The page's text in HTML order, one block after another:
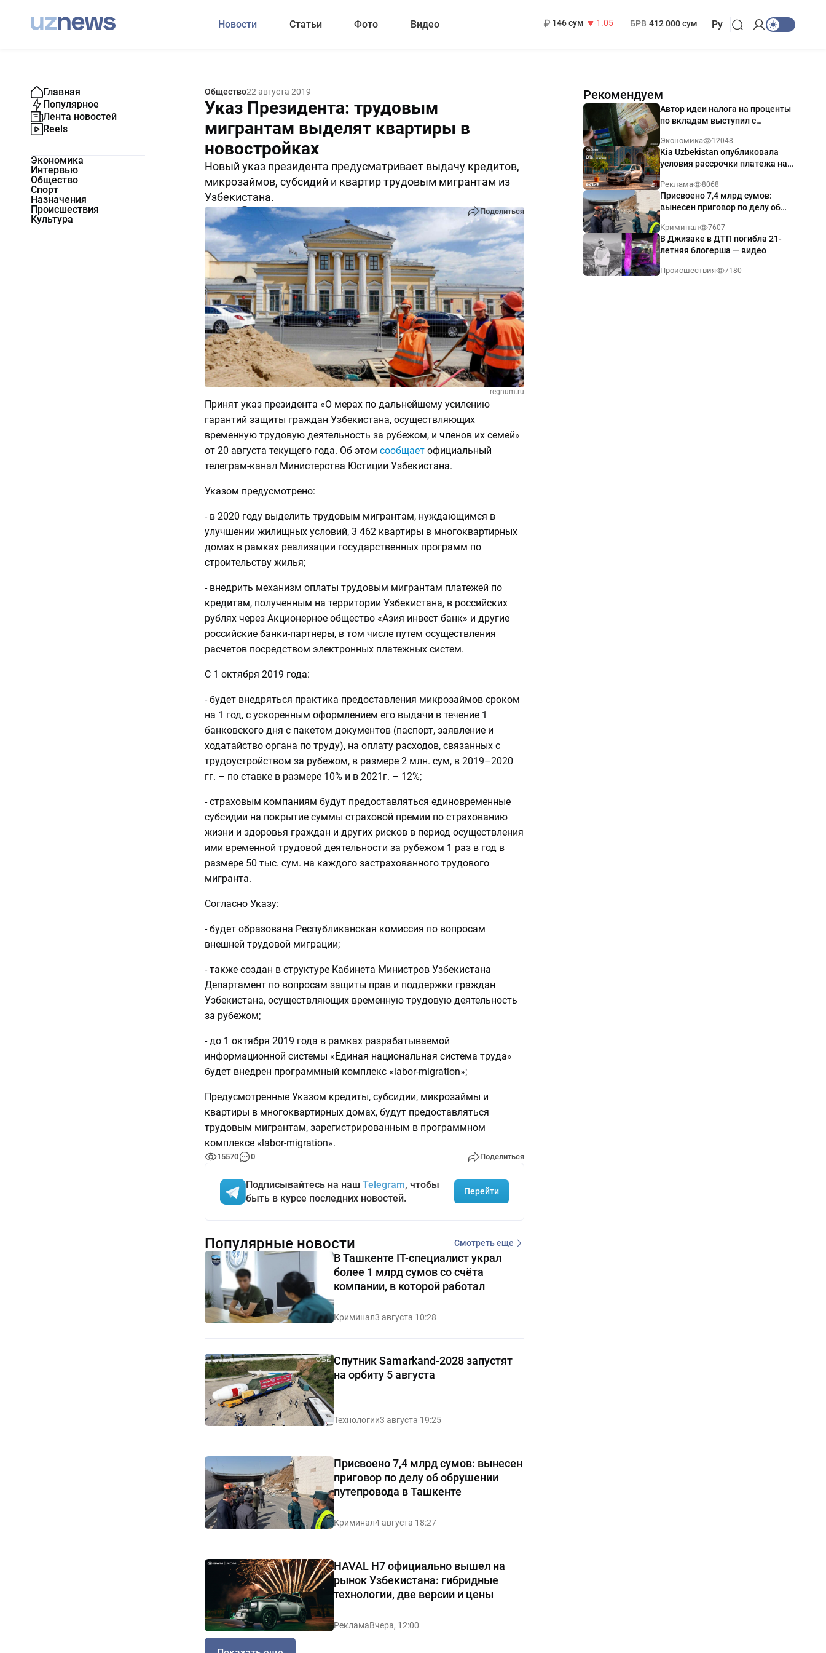
Новости Статьи Фото Видео
146 сум
-1.05
БРВ 412 000 сум Ру
Главная
Популярное
Лента новостей
Reels
Экономика
Интервью
Общество
Спорт
Назначения
Происшествия
Культура
Общество22 августа 2019
Указ Президента: трудовым
мигрантам выделят квартиры в
новостройках
Новый указ президента предусматривает выдачу кредитов,
микрозаймов, субсидий и квартир трудовым мигрантам из
Узбекистана.
15570 Поделиться
regnum.ru
Принят указ президента «О мерах по дальнейшему усилению
гарантий защиты граждан Узбекистана, осуществляющих
временную трудовую деятельность за рубежом, и членов их семей»
от 20 августа текущего года. Об этом сообщает официальный
телеграм-канал Министерства Юстиции Узбекистана.
Указом предусмотрено:
- в 2020 году выделить трудовым мигрантам, нуждающимся в
улучшении жилищных условий, 3 462 квартиры в многоквартирных
домах в рамках реализации государственных программ по
строительству жилья;
- внедрить механизм оплаты трудовым мигрантам платежей по
кредитам, полученным на территории Узбекистана, в российских
рублях через Акционерное общество «Азия инвест банк» и другие
российские банки-партнеры, в том числе путем осуществления
расчетов посредством электронных платежных систем.
С 1 октября 2019 года:
- будет внедряться практика предоставления микрозаймов сроком
на 1 год, с ускоренным оформлением его выдачи в течение 1
банковского дня с пакетом документов (паспорт, заявление и
ходатайство органа по труду), на оплату расходов, связанных с
трудоустройством за рубежом, в размере 2 млн. сум, в 2019–2020
гг. – по ставке в размере 10% и в 2021г. – 12%;
- страховым компаниям будут предоставляться единовременные
субсидии на покрытие суммы страховой премии по страхованию
жизни и здоровья граждан и других рисков в период осуществления
ими временной трудовой деятельности за рубежом 1 раз в год в
размере 50 тыс. сум. на каждого застрахованного трудового
мигранта.
Согласно Указу:
- будет образована Республиканская комиссия по вопросам
внешней трудовой миграции;
- также создан в структуре Кабинета Министров Узбекистана
Департамент по вопросам защиты прав и поддержки граждан
Узбекистана, осуществляющих временную трудовую деятельность
за рубежом;
- до 1 октября 2019 года в рамках разрабатываемой
информационной системы «Единая национальная система труда»
будет внедрен программный комплекс «labor-migration»;
Предусмотренные Указом кредиты, субсидии, микрозаймы и
квартиры в многоквартирных домах, будут предоставляться
трудовым мигрантам, зарегистрированным в программном
комплексе «labor-migration».
15570 0 Поделиться
Подписывайтесь на наш Telegram, чтобы
быть в курсе последних новостей.
Перейти
Рекомендуем
Автор идеи налога на проценты
по вкладам выступил с
Экономика 12048
Kia Uzbekistan опубликовала
условия рассрочки платежа на
годовых
Реклама 8068
Присвоено 7,4 млрд сумов:
вынесен приговор по делу об
Ташкенте
Криминал 7607
В Джизаке в ДТП погибла 21-
летняя блогерша — видео
Происшествия 7180
Популярные новости Смотреть еще
В Ташкенте IT-специалист украл
более 1 млрд сумов со счёта
компании, в которой работал
Криминал3 августа 10:28
Спутник Samarkand-2028 запустят
на орбиту 5 августа
Технологии3 августа 19:25
Присвоено 7,4 млрд сумов: вынесен
приговор по делу об обрушении
путепровода в Ташкенте
Криминал4 августа 18:27
HAVAL H7 официально вышел на
рынок Узбекистана: гибридные
технологии, две версии и цены
РекламаВчера, 12:00